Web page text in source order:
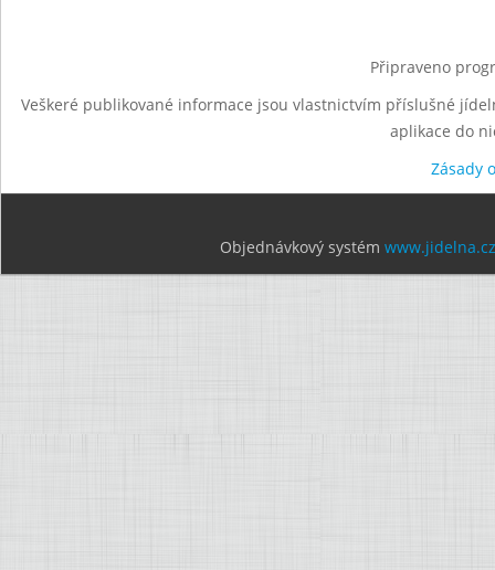
Připraveno
Veškeré publikované informace jsou vlastnictvím příslušné
aplikace do
Zásady
Objednávkový systém www.jidelna.cz